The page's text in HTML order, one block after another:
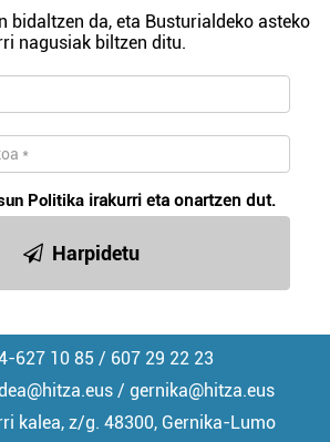
bidaltzen da, eta Busturialdeko asteko
nagusiak biltzen ditu.
Politika irakurri eta onartzen dut.
Harpidetu
627 10 85 / 607 29 22 23
/ gernika@hitza.eus
kalea, z/g. 48300, Gernika-Lumo